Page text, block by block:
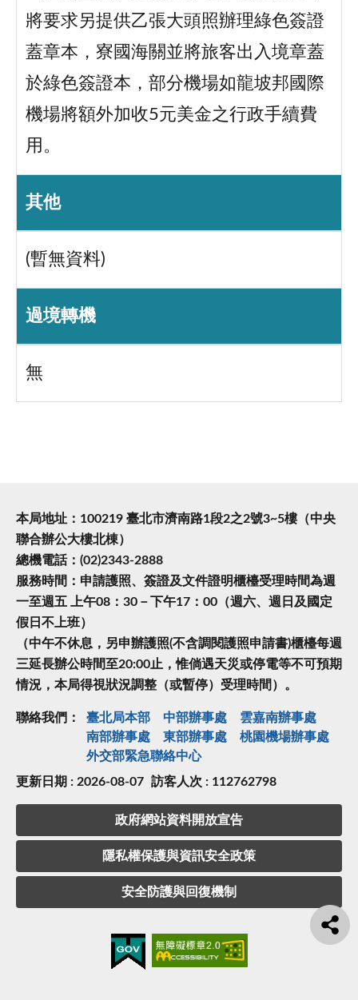
將要求另提供乙張大頭照辦理綠色簽證
蓋章本，寮國海關並將旅客出入境章蓋
於綠色簽證本，部分機場如龍坡邦國際
機場將額外加收5元美金之行政手續費
用。
其他
(暫無資料)
過境轉機
無
本局地址：100219 臺北市濟南路1段2之2號3~5樓（中央
聯合辦公大樓北棟）
總機電話：(02)2343-2888
服務時間：申請護照、簽證及文件證明櫃檯受理時間為週
一至週五 上午08：30－下午17：00（週六、週日及國定
假日不上班）
（中午不休息，另申辦護照(不含調閱護照申請書)櫃檯每週
三延長辦公時間至20:00止，惟倘遇天災或停電等不可預期
情況，本局得視狀況調整（或暫停）受理時間）。
聯絡我們： 臺北局本部 中部辦事處
雲嘉南辦事處
南部辦事處
東部辦事處
桃園機場辦事處
外交部緊急聯絡中⼼
更新日期 : 2026-08-07 訪客人次 : 112762798
政府網站資料開放宣告
隱私權保護與資訊安全政策
安全防護與回復機制